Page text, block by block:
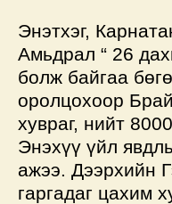
Энэтхэг,
Амьдрал “ 26
болж байгаа
оролцохоор
хувраг, нийт
Энэхүү үйл
ажээ. Дээрхийн
гаргадаг цахим